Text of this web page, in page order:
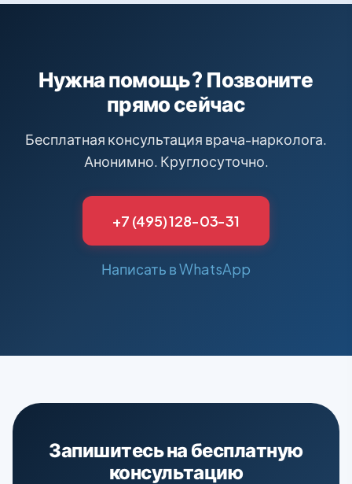
Нужна помощь? Позвоните
прямо сейчас
Бесплатная консультация врача-нарколога.
Анонимно. Круглосуточно.
+7 (495) 128-03-31
Написать в WhatsApp
Запишитесь на бесплатную
консультацию